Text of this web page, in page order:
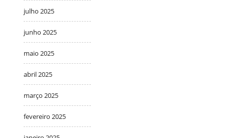
julho 2025
junho 2025
maio 2025
abril 2025
março 2025
fevereiro 2025